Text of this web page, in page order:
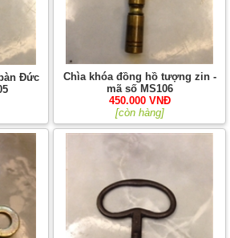
Đức
Chìa khóa đồng hồ tượng zin -
mã số MS106
450.000 VNĐ
[còn hàng]